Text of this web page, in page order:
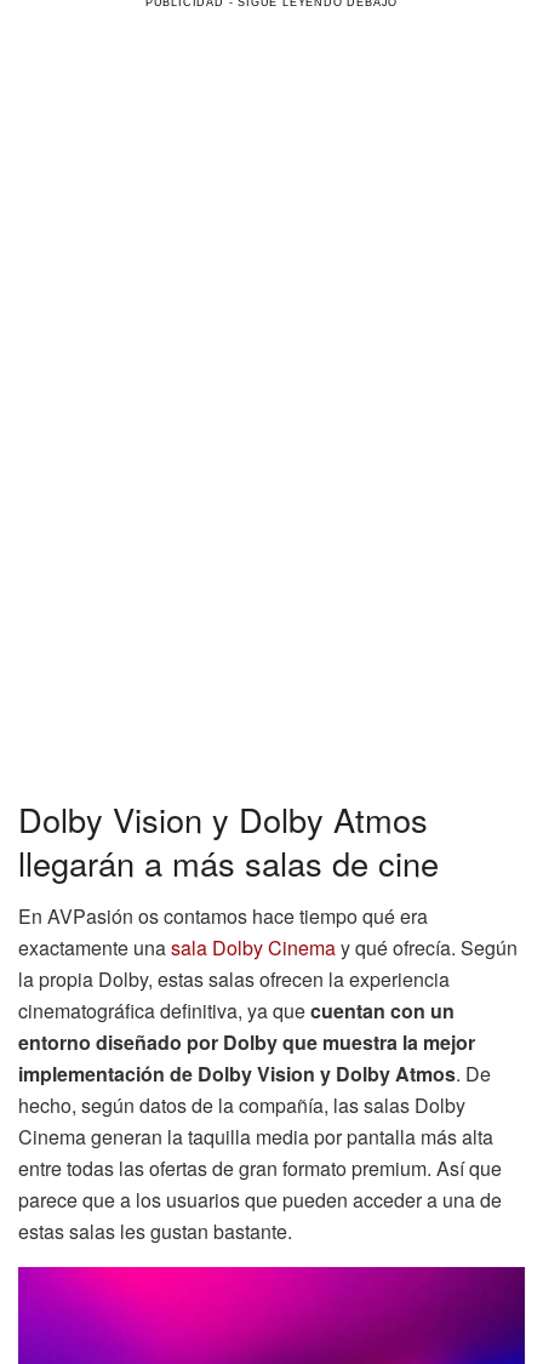
Dolby Vision y Dolby Atmos
llegarán a más salas de cine
En AVPasión os contamos hace tiempo qué era
exactamente unasala Dolby Cinemay qué ofrecía. Según
la propia Dolby, estas salas ofrecen la experiencia
cinematográfica definitiva, ya quecuentan con un
entorno diseñado por Dolby que muestra la mejor
implementación de Dolby Vision y Dolby Atmos. De
hecho, según datos de la compañía, las salas Dolby
Cinema generan la taquilla media por pantalla más alta
entre todas las ofertas de gran formato premium. Así que
parece que a los usuarios que pueden acceder a una de
estas salas les gustan bastante.